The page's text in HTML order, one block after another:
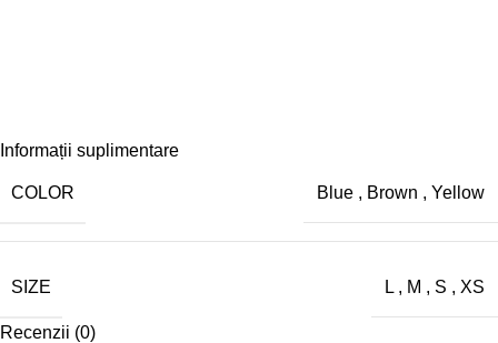
Informații suplimentare
COLOR Blue , Brown , Yellow
SIZE L , M , S , XS
Recenzii (0)